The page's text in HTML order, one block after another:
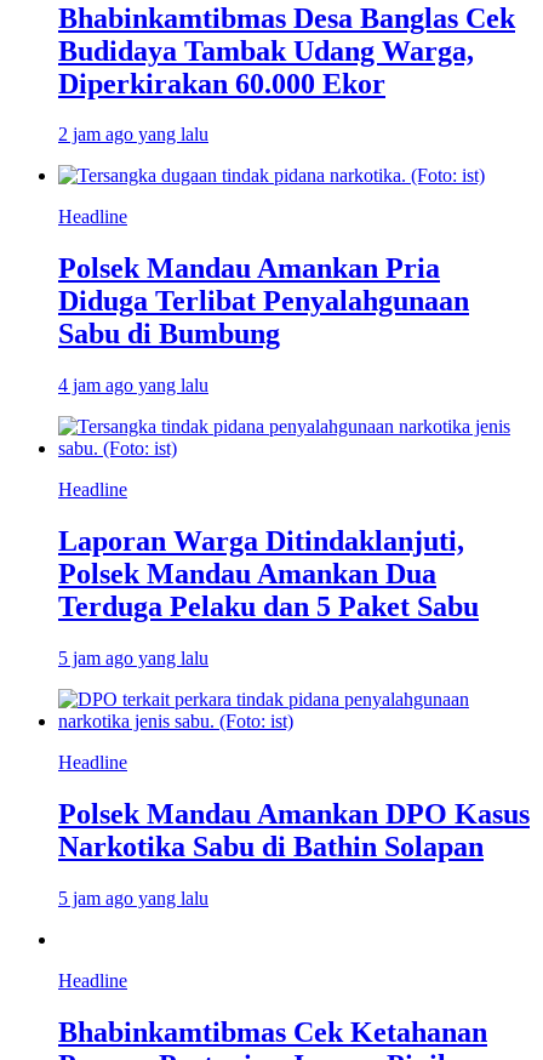
Bhabinkamtibmas Desa Banglas Cek
Budidaya Tambak Udang Warga,
Diperkirakan 60.000 Ekor
2 jam ago yang lalu
Headline
Polsek Mandau Amankan Pria
Diduga Terlibat Penyalahgunaan
Sabu di Bumbung
4 jam ago yang lalu
Headline
Laporan Warga Ditindaklanjuti,
Polsek Mandau Amankan Dua
Terduga Pelaku dan 5 Paket Sabu
5 jam ago yang lalu
Headline
Polsek Mandau Amankan DPO Kasus
Narkotika Sabu di Bathin Solapan
5 jam ago yang lalu
Headline
Bhabinkamtibmas Cek Ketahanan